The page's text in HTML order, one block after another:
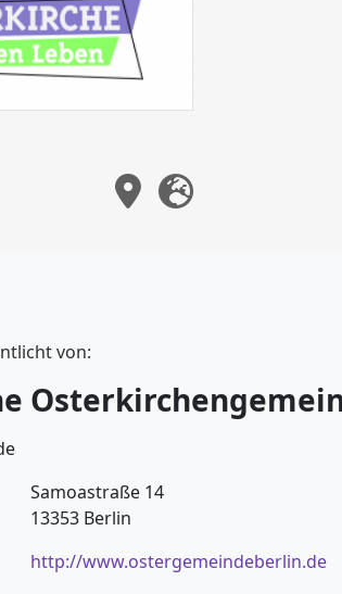
von:
Samoastraße 14
13353 Berlin
http://www.ostergemeindeberlin.de